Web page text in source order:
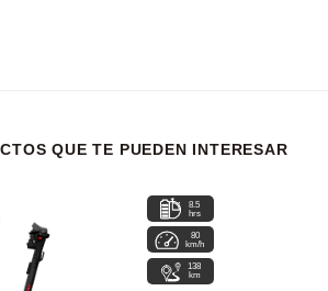
QUE TE PUEDEN INTERESAR
8.5
hrs
80
km/h
138
km